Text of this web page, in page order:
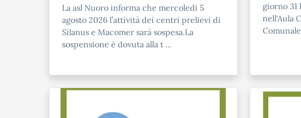
La asl Nuoro informa che mercoledì 5
agosto 2026 l’attività dei centri prelievi di
Silanus e Macomer sarà sospesa.La
sospensione è dovuta alla t ...
giorno 31
nell'Aula